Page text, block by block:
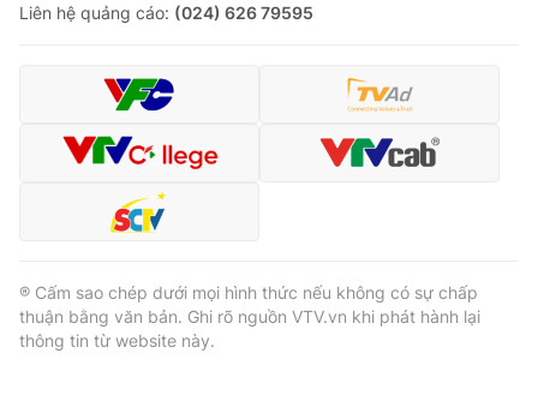
Liên hệ quảng cáo: (024) 626 79595
® Cấm sao chép dưới mọi hình thức nếu không có sự chấp
thuận bằng văn bản. Ghi rõ nguồn VTV.vn khi phát hành lại
thông tin từ website này.